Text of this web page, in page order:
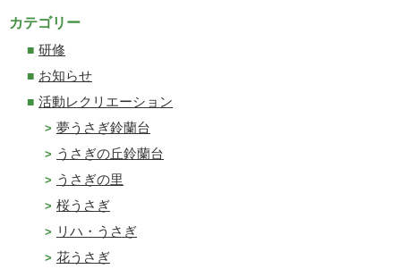
カテゴリー
研修
お知らせ
活動レクリエーション
夢うさぎ鈴蘭台
うさぎの丘鈴蘭台
うさぎの里
桜うさぎ
リハ・うさぎ
花うさぎ